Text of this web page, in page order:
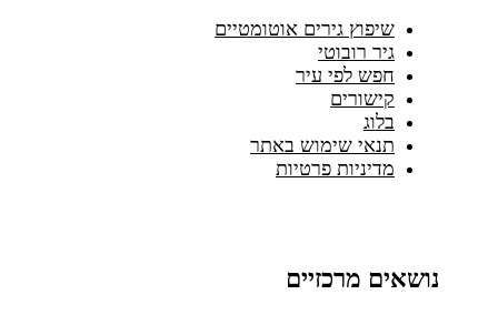
שיפוץ גירים אוטומטיים
גיר רובוטי
חפש לפי עיר
קישורים
בלוג
תנאי שימוש באתר
מדיניות פרטיות
נושאים מרכזיים